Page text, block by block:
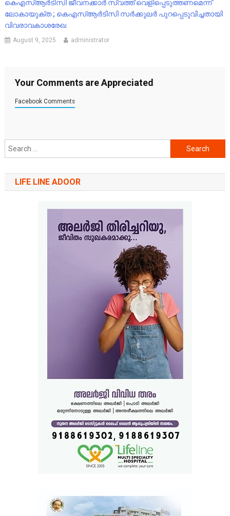
കെഎസ്ആർടിസി ജീവനക്കാർ സ്വത്ത് വെളിപ്പെടുത്തണമെന്ന്
ലോകായുക്ത ; കെഎസ്ആർടിസി സർക്കുലർ പുറപ്പെടുവിച്ചതായി
വിവരാവകാശരേഖ
August 9, 2025 administrator
Your Comments are Appreciated
Facebook Comments
Search
for:
LIFE LINE ADOOR